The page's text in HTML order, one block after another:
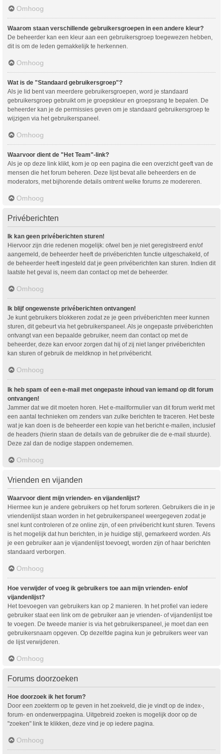
Omhoog
Waarom staan verschillende gebruikersgroepen in een andere kleur?
De beheerder kan een kleur aan een gebruikersgroep toegewezen hebben,
dit is om de leden gemakkelijk te herkennen.
Omhoog
Wat is de "Standaard gebruikersgroep"?
Als je lid bent van meerdere gebruikersgroepen, word je standaard
gebruikersgroep gebruikt om je groepskleur en groepsrang te bepalen. De
beheerder kan je de permissies geven om je standaard gebruikersgroep te
wijzigen via het gebruikerspaneel.
Omhoog
Waarvoor dient de "Het Team"-link?
Als je op deze link klikt, kom je op een pagina die een overzicht geeft van de
mensen die het forum beheren. Deze lijst bevat alle beheerders en de
moderators, met bijhorende details omtrent welke forums ze modereren.
Omhoog
Privéberichten
Ik kan geen privéberichten sturen!
Hiervoor zijn drie redenen mogelijk: ofwel ben je niet geregistreerd en/of
aangemeld, de beheerder heeft de privéberichten functie uitgeschakeld, of
de beheerder heeft ingesteld dat je geen privéberichten kan sturen. Indien dit
laatste het geval is, neem dan contact op met de beheerder.
Omhoog
Ik blijf ongewenste privéberichten ontvangen!
Je kunt gebruikers blokkeren zodat ze je geen privéberichten meer kunnen
sturen, dit gebeurt via het gebruikerspaneel. Als je ongepaste privéberichten
ontvangt van een bepaalde gebruiker, neem dan contact op met de
beheerder, deze kan ervoor zorgen dat hij of zij niet langer privéberichten
kan sturen of gebruik de meldknop in het privébericht.
Omhoog
Ik heb spam of een e-mail met ongepaste inhoud van iemand op dit forum
ontvangen!
Jammer dat we dit moeten horen. Het e-mailformulier van dit forum werkt met
een aantal technieken om zenders van zulke berichten te traceren. Het beste
wat je kan doen is de beheerder een kopie van het bericht e-mailen, inclusief
de headers (hierin staan de details van de gebruiker die de e-mail stuurde).
Deze zal dan de nodige stappen ondernemen.
Omhoog
Vrienden en vijanden
Waarvoor dient mijn vrienden- en vijandenlijst?
Hiermee kun je andere gebruikers op het forum sorteren. Gebruikers die in je
vriendenlijst staan worden in het gebruikerspaneel weergegeven zodat je
snel kunt controleren of ze online zijn, of een privébericht kunt sturen. Tevens
is het mogelijk dat hun berichten, in je huidige stijl, gemarkeerd worden. Als
je een gebruiker aan je vijandenlijst toevoegt, worden zijn of haar berichten
standaard verborgen.
Omhoog
Hoe verwijder of voeg ik gebruikers toe aan mijn vrienden- en/of
vijandenlijst?
Het toevoegen van gebruikers kan op 2 manieren. In het profiel van iedere
gebruiker staat een link om de gebruiker aan je vrienden- of vijandenlijst toe
te voegen. De tweede manier is via het gebruikerspaneel, je moet dan een
gebruikersnaam opgeven. Op dezelfde pagina kun je gebruikers weer van
de lijst verwijderen.
Omhoog
Forums doorzoeken
Hoe doorzoek ik het forum?
Door een zoekterm op te geven in het zoekveld, die je vindt op de index-,
forum- en onderwerppagina. Uitgebreid zoeken is mogelijk door op de
"zoeken" link te klikken, deze vind je op iedere pagina.
Omhoog